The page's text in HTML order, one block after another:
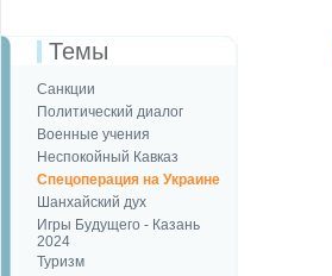
Темы
Санкции
Политический диалог
Военные учения
Неспокойный Кавказ
Спецоперация на Украине
Шанхайский дух
Игры Будущего - Казань
2024
Туризм